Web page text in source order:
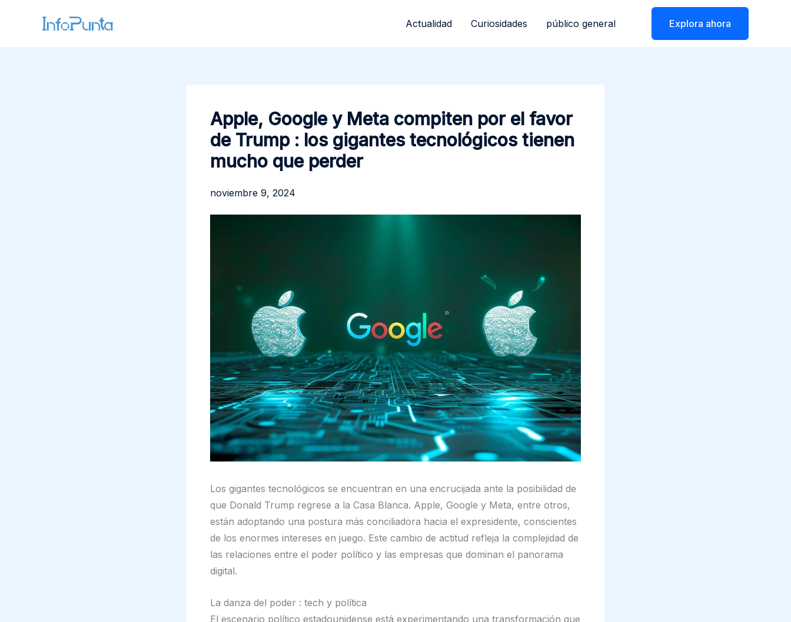
Actualidad Curiosidades público general Explora ahora
Apple, Google y Meta compiten por el favor
de Trump : los gigantes tecnológicos tienen
mucho que perder
noviembre 9, 2024
Los gigantes tecnológicos se encuentran en una encrucijada ante la posibilidad de
que Donald Trump regrese a la Casa Blanca. Apple, Google y Meta, entre otros,
están adoptando una postura más conciliadora hacia el expresidente, conscientes
de los enormes intereses en juego. Este cambio de actitud refleja la complejidad de
las relaciones entre el poder político y las empresas que dominan el panorama
digital.
La danza del poder : tech y política
El escenario político estadounidense está experimentando una transformación que